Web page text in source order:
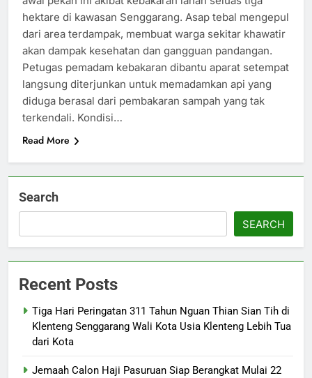
hektare di kawasan Senggarang. Asap tebal mengepul
dari area terdampak, membuat warga sekitar khawatir
akan dampak kesehatan dan gangguan pandangan.
Petugas pemadam kebakaran dibantu aparat setempat
langsung diterjunkan untuk memadamkan api yang
diduga berasal dari pembakaran sampah yang tak
terkendali. Kondisi…
Read More
Search
SEARCH
Recent Posts
Tiga Hari Peringatan 311 Tahun Nguan Thian Sian Tih di
Klenteng Senggarang Wali Kota Usia Klenteng Lebih Tua
dari Kota
Jemaah Calon Haji Pasuruan Siap Berangkat Mulai 22